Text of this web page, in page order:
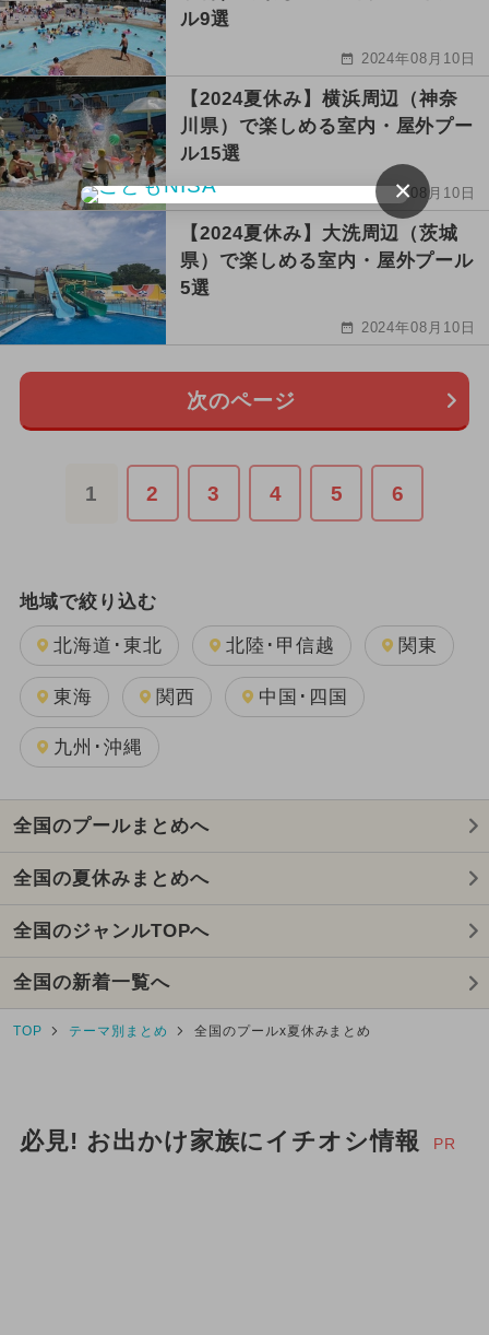
ル9選
2024年08月10日
【2024夏休み】横浜周辺（神奈
川県）で楽しめる室内・屋外プー
ル15選
2024年08月10日
【2024夏休み】大洗周辺（茨城
県）で楽しめる室内・屋外プール
5選
2024年08月10日
次のページ
1 2 3 4 5 6
地域で絞り込む
北海道･東北 北陸･甲信越 関東
東海 関西 中国･四国
九州･沖縄
全国のプールまとめへ
全国の夏休みまとめへ
全国のジャンルTOPへ
全国の新着一覧へ
TOP テーマ別まとめ 全国のプールx夏休みまとめ
必見! お出かけ家族にイチオシ情報 PR
×